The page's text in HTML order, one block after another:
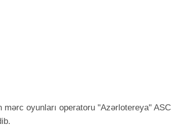
oyunları operatoru "Azərlotereya" ASC